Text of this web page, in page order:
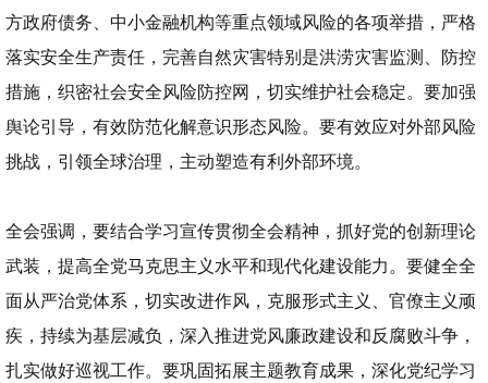
方政府债务、中小金融机构等重点领域风险的各项举措，严格
落实安全生产责任，完善自然灾害特别是洪涝灾害监测、防控
措施，织密社会安全风险防控网，切实维护社会稳定。要加强
舆论引导，有效防范化解意识形态风险。要有效应对外部风险
挑战，引领全球治理，主动塑造有利外部环境。
全会强调，要结合学习宣传贯彻全会精神，抓好党的创新理论
武装，提高全党马克思主义水平和现代化建设能力。要健全全
面从严治党体系，切实改进作风，克服形式主义、官僚主义顽
疾，持续为基层减负，深入推进党风廉政建设和反腐败斗争，
扎实做好巡视工作。要巩固拓展主题教育成果，深化党纪学习